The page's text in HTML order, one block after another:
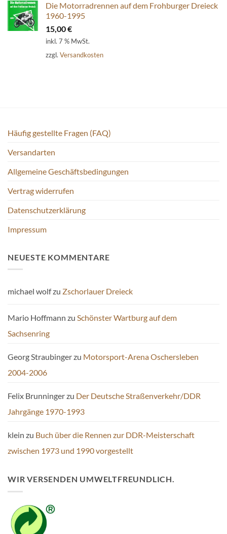
Die Motorradrennen auf dem Frohburger Dreieck
1960-1995
15,00€
inkl. 7 % MwSt.
zzgl. Versandkosten
Häufig gestellte Fragen (FAQ)
Versandarten
Allgemeine Geschäftsbedingungen
Vertrag widerrufen
Datenschutzerklärung
Impressum
NEUESTE KOMMENTARE
michael wolfzu Zschorlauer Dreieck
Mario Hoffmann zu Schönster Wartburg auf dem
Sachsenring
Georg Straubingerzu Motorsport-Arena Oschersleben
2004-2006
Felix Brunningerzu Der Deutsche Straßenverkehr/DDR
Jahrgänge 1970-1993
klein zu Buch über die Rennen zur DDR-Meisterschaft
zwischen 1973 und 1990 vorgestellt
WIR VERSENDEN UMWELTFREUNDLICH.